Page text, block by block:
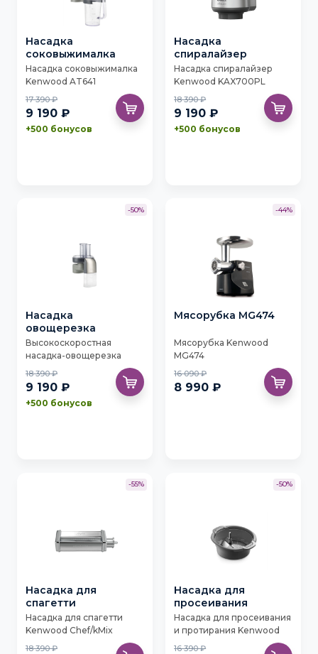
Насадка
соковыжималка
Насадка соковыжималка
Kenwood AT641
17 390 ₽
9 190 ₽
+500 бонусов
Насадка
спиралайзер
Насадка спиралайзер
Kenwood KAX700PL
18 390 ₽
9 190 ₽
+500 бонусов
-50%
Насадка
овощерезка
Высокоскоростная
насадка-овощерезка
Kenwood AT340
18 390 ₽
9 190 ₽
+500 бонусов
-44%
Мясорубка MG474
Мясорубка Kenwood
MG474
16 090 ₽
8 990 ₽
-55%
Насадка для
спагетти
Насадка для спагетти
Kenwood Chef/kMix
18 390 ₽
-50%
Насадка для
просеивания
Насадка для просеивания
и протирания Kenwood
16 390 ₽